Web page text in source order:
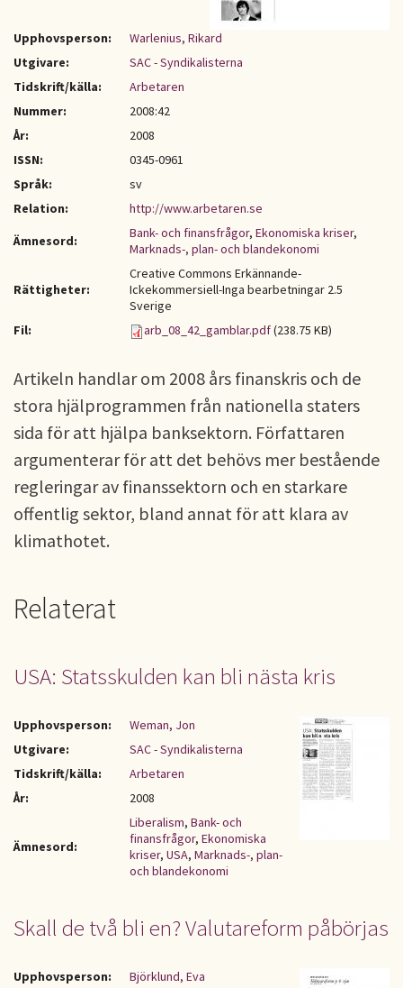
Upphovsperson:
Warlenius, Rikard
Utgivare:
SAC - Syndikalisterna
Tidskrift/källa:
Arbetaren
Nummer:
2008:42
År:
2008
ISSN:
0345-0961
Språk:
sv
Relation:
http://www.arbetaren.se
Ämnesord:
Bank- och finansfrågor, Ekonomiska kriser,
Marknads-, plan- och blandekonomi
Rättigheter:
Creative Commons Erkännande-
Ickekommersiell-Inga bearbetningar 2.5
Sverige
Fil:
arb_08_42_gamblar.pdf(238.75 KB)
Artikeln handlar om 2008 års finanskris och de
stora hjälprogrammen från nationella staters
sida för att hjälpa banksektorn. Författaren
argumenterar för att det behövs mer bestående
regleringar av finanssektorn och en starkare
offentlig sektor, bland annat för att klara av
klimathotet.
Relaterat
USA: Statsskulden kan bli nästa kris
Upphovsperson:
Weman, Jon
Utgivare:
SAC - Syndikalisterna
Tidskrift/källa:
Arbetaren
År:
2008
Ämnesord:
Liberalism, Bank- och
finansfrågor, Ekonomiska
kriser, USA, Marknads-, plan-
och blandekonomi
Skall de två bli en? Valutareform påbörjas
Upphovsperson:
Björklund, Eva